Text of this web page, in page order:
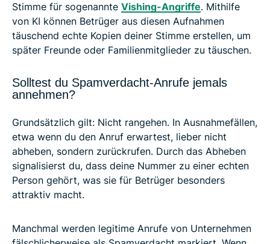
Stimme für sogenannte Vishing-Angriffe. Mithilfe
von KI können Betrüger aus diesen Aufnahmen
täuschend echte Kopien deiner Stimme erstellen, um
später Freunde oder Familienmitglieder zu täuschen.
Solltest du Spamverdacht-Anrufe jemals
annehmen?
Grundsätzlich gilt: Nicht rangehen. In Ausnahmefällen,
etwa wenn du den Anruf erwartest, lieber nicht
abheben, sondern zurückrufen. Durch das Abheben
signalisierst du, dass deine Nummer zu einer echten
Person gehört, was sie für Betrüger besonders
attraktiv macht.
Manchmal werden legitime Anrufe von Unternehmen